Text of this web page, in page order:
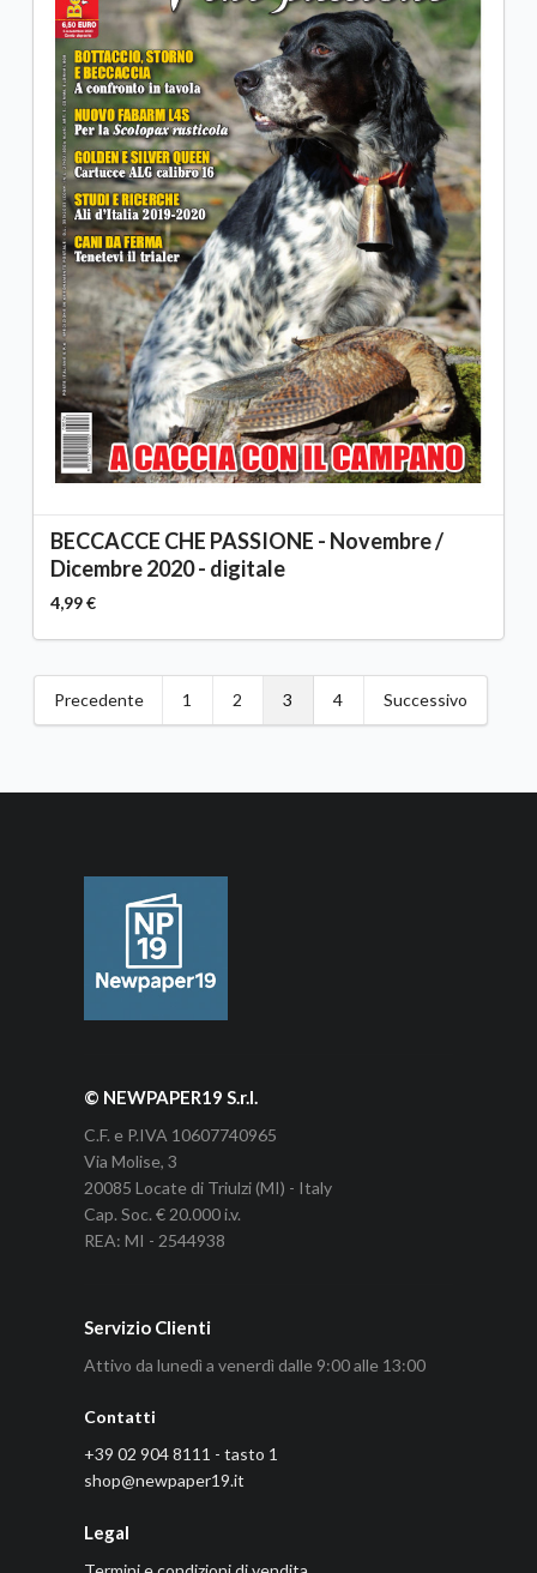
BECCACCE CHE PASSIONE - Novembre /
Dicembre 2020 - digitale
4,99 €
Precedente 1 2 3 4 Successivo
© NEWPAPER19 S.r.l.
C.F. e P.IVA 10607740965
Via Molise, 3
20085 Locate di Triulzi (MI) - Italy
Cap. Soc. € 20.000 i.v.
REA: MI - 2544938
Servizio Clienti
Attivo da lunedì a venerdì dalle 9:00 alle 13:00
Contatti
+39 02 904 8111 - tasto 1
shop@newpaper19.it
Legal